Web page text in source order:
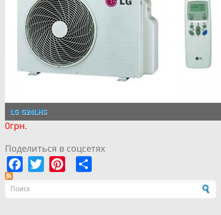
LG G24LHS
0грн.
Поделиться в соцсетях
Facebook
TwitterPinterest
Форма поиска